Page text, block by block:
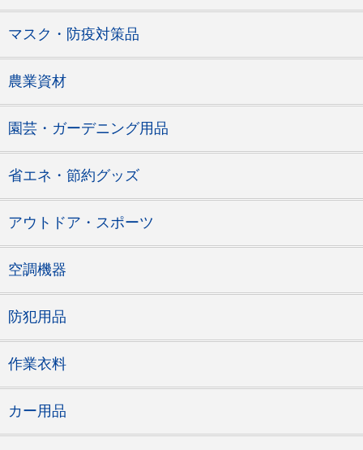
マスク・防疫対策品
農業資材
園芸・ガーデニング用品
省エネ・節約グッズ
アウトドア・スポーツ
空調機器
防犯用品
作業衣料
カー用品